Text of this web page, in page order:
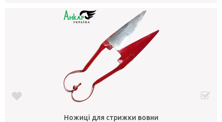
Ножиці для стрижки вовни